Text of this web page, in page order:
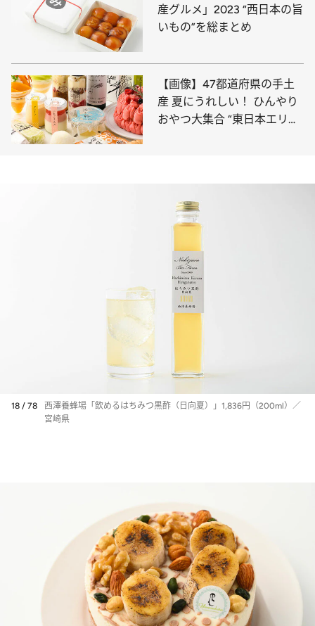
産グルメ」2023 “西日本の旨
いもの”を総まとめ
【画像】47都道府県の手土
産 夏にうれしい！ ひんやり
おやつ大集合 “東日本エリア
18 / 78
西澤養蜂場「飲めるはちみつ黒酢（日向夏）」1,836円（200ml）／
宮崎県